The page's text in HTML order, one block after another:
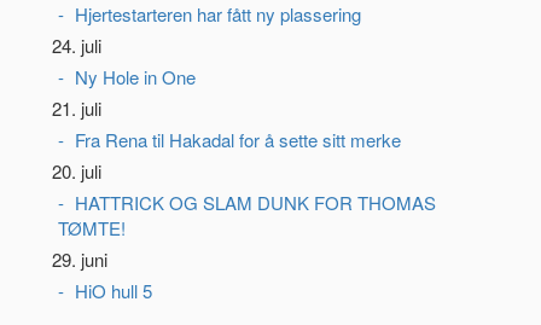
Hjertestarteren har fått ny plassering
24. juli
Ny Hole in One
21. juli
Fra Rena til Hakadal for å sette sitt merke
20. juli
HATTRICK OG SLAM DUNK FOR THOMAS
TØMTE!
29. juni
HiO hull 5